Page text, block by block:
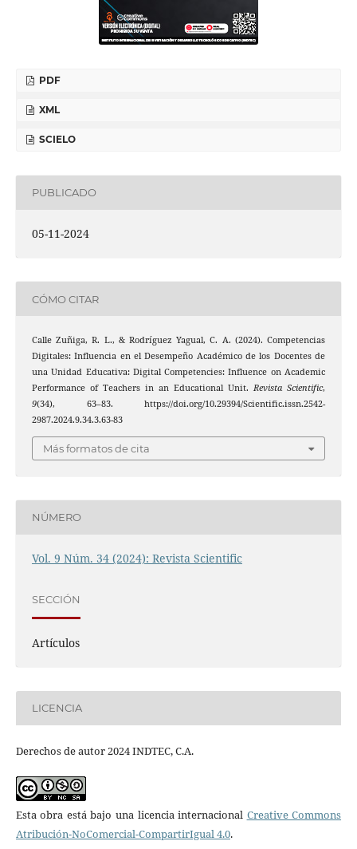
PDF
XML
SCIELO
PUBLICADO
05-11-2024
CÓMO CITAR
Calle Zuñiga, R. L., & Rodríguez Yagual, C. A. (2024). Competencias
Digitales: Influencia en el Desempeño Académico de los Docentes de
una Unidad Educativa: Digital Competencies: Influence on Academic
Performance of Teachers in an Educational Unit.Revista Scientific,
9(34), 63–83. https://doi.org/10.29394/Scientific.issn.2542-
2987.2024.9.34.3.63-83
Más formatos de cita
NÚMERO
Vol. 9 Núm. 34 (2024): Revista Scientific
SECCIÓN
Artículos
LICENCIA
Derechos de autor 2024 INDTEC, C.A.
Esta obra está bajo una licencia internacional Creative Commons
Atribución-NoComercial-CompartirIgual 4.0.